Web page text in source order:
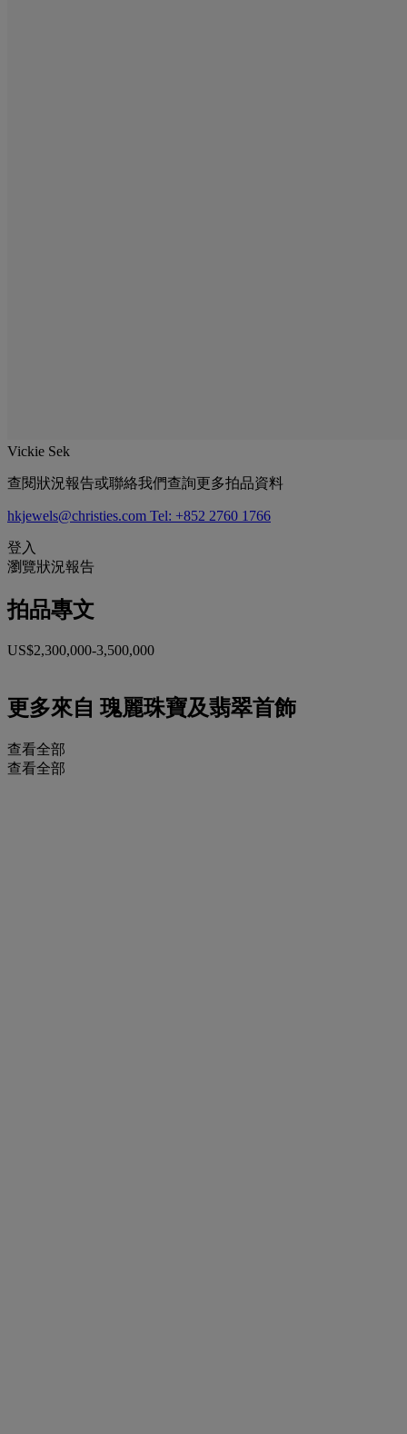
Vickie Sek
查閱狀況報告或聯絡我們查詢更多拍品資料
hkjewels@christies.com Tel: +852 2760 1766
登入
瀏覽狀況報告
拍品專文
US$2,300,000-3,500,000
更多來自 瑰麗珠寶及翡翠首飾
查看全部
查看全部